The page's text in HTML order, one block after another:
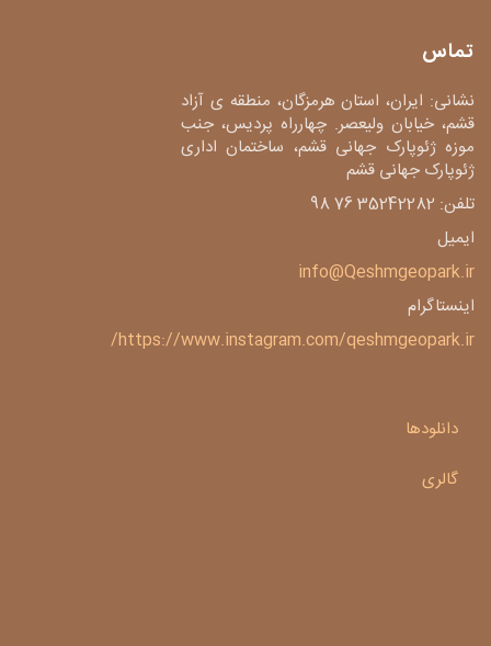
تماس
نشانی: ایران، استان هرمزگان، منطقه ی آزاد
قشم، خیابان ولیعصر. چهارراه پردیس، جنب
موزه ژئوپارک جهانی قشم، ساختمان اداری
ژئوپارک جهانی قشم
تلفن: 35242282 76 98
ایمیل
info@Qeshmgeopark.ir
اینستاگرام
https://www.instagram.com/qeshmgeopark.ir/
دانلودها
گالری